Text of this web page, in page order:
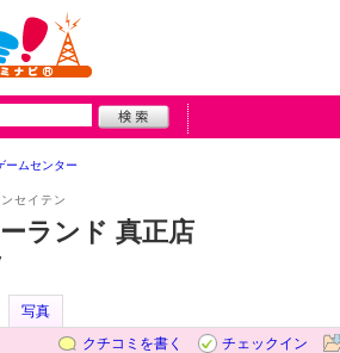
ームセンター
セイテン
ランド 真正店
写真
クチコミを書く
チェックイン